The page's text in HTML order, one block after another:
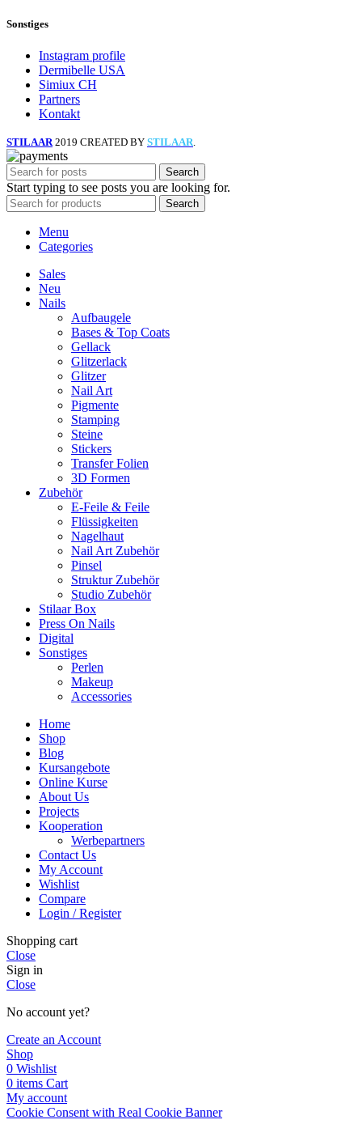
Sonstiges
Instagram profile
Dermibelle USA
Simiux CH
Partners
Kontakt
STILAAR 2019 CREATED BY STILAAR.
Search
Start typing to see posts you are looking for.
Search
Menu
Categories
Sales
Neu
Nails
Aufbaugele
Bases & Top Coats
Gellack
Glitzerlack
Glitzer
Nail Art
Pigmente
Stamping
Steine
Stickers
Transfer Folien
3D Formen
Zubehör
E-Feile & Feile
Flüssigkeiten
Nagelhaut
Nail Art Zubehör
Pinsel
Struktur Zubehör
Studio Zubehör
Stilaar Box
Press On Nails
Digital
Sonstiges
Perlen
Makeup
Accessories
Home
Shop
Blog
Kursangebote
Online Kurse
About Us
Projects
Kooperation
Werbepartners
Contact Us
My Account
Wishlist
Compare
Login / Register
Shopping cart
Close
Sign in
Close
No account yet?
Create an Account
Shop
0 Wishlist
0 items Cart
My account
Cookie Consent with Real Cookie Banner